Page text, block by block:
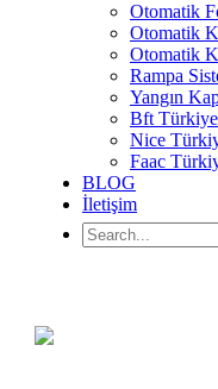
Otomatik
Otomatik
Otomatik
Rampa
Yangın
Bft Türkiye
Nice
Faac
BLOG
İletişim